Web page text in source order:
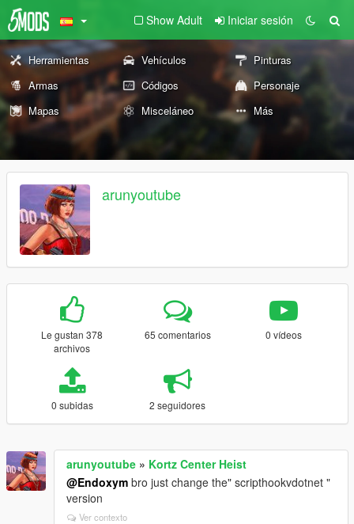
Show Adult Iniciar sesión
Herramientas Vehículos
Pinturas
Armas
Códigos
Personaje
Mapas
Misceláneo Más
arunyoutube
Le gustan 378
archivos
65 comentarios 0 vídeos
0 subidas 2 seguidores
arunyoutube » Kortz Center Heist
@Endoxym bro just change the" scripthookvdotnet "
version
Ver contexto